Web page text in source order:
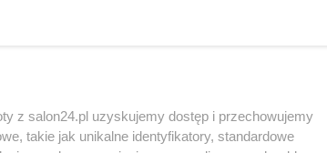
w łańcuchu
na "płyty CD”.
więc łańcuch firm,
VAT ze sprzedaży takich
z salon24.pl uzyskujemy dostęp i przechowujemy
takie jak unikalne identyfikatory, standardowe